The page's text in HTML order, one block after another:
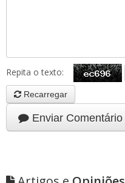
Repita o texto:
Recarregar
Enviar Comentário